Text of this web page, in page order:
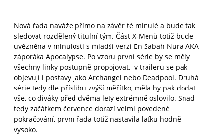
Nová řada naváže přímo na závěr té minulé a bude tak
sledovat rozdělený titulní tým. Část X-Menů totiž bude
uvězněna v minulosti s mladší verzí En Sabah Nura AKA
záporáka Apocalypse. Po vzoru první série by se měly
všechny linky postupně propojovat, v traileru se pak
objevují i postavy jako Archangel nebo Deadpool. Druhá
série tedy dle příslibu zvýší měřítko, měla by pak dodat
vše, co diváky před dvěma lety extrémně oslovilo. Snad
tedy začátkem července dorazí velmi povedené
pokračování, první řada totiž nastavila laťku hodně
vysoko.